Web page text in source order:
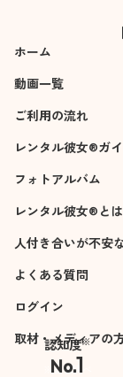
ホーム
動画一覧
ご利用の流れ
レンタル彼女®ガ
フォトアルバム
レンタル彼女®とは
人付き合いが不安
よくある質問
ログイン
取材・メディアの
認知度※
No.1
※自社調べ